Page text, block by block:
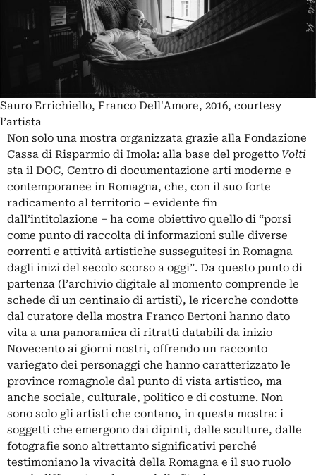
Sauro Errichiello, Franco Dell'Amore, 2016, courtesy
l’artista
Non solo una mostra organizzata grazie alla Fondazione
Cassa di Risparmio di Imola: alla base del progetto Volti
sta il DOC, Centro di documentazione arti moderne e
contemporanee in Romagna, che, con il suo forte
radicamento al territorio – evidente fin
dall’intitolazione – ha come obiettivo quello di “porsi
come punto di raccolta di informazioni sulle diverse
correnti e attività artistiche susseguitesi in Romagna
dagli inizi del secolo scorso a oggi”. Da questo punto di
partenza (l’archivio digitale al momento comprende le
schede di un centinaio di artisti), le ricerche condotte
dal curatore della mostra Franco Bertoni hanno dato
vita a una panoramica di ritratti databili da inizio
Novecento ai giorni nostri, offrendo un racconto
variegato dei personaggi che hanno caratterizzato le
province romagnole dal punto di vista artistico, ma
anche sociale, culturale, politico e di costume. Non
sono solo gli artisti che contano, in questa mostra: i
soggetti che emergono dai dipinti, dalle sculture, dalle
fotografie sono altrettanto significativi perché
testimoniano la vivacità della Romagna e il suo ruolo